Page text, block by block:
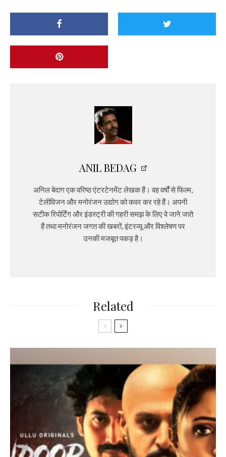
ANIL BEDAG
अनिल बेदाग एक वरिष्ठ एंटरटेनमेंट लेखक हैं। वह वर्षों से फिल्म,
टेलीविजन और मनोरंजन उद्योग को कवर कर रहे हैं। अपनी
सटीक रिपोर्टिंग और इंडस्ट्री की गहरी समझ के लिए वे जाने जाते
हैं तथा मनोरंजन जगत की खबरों, इंटरव्यू और विश्लेषण पर
उनकी मजबूत पकड़ है।
Related